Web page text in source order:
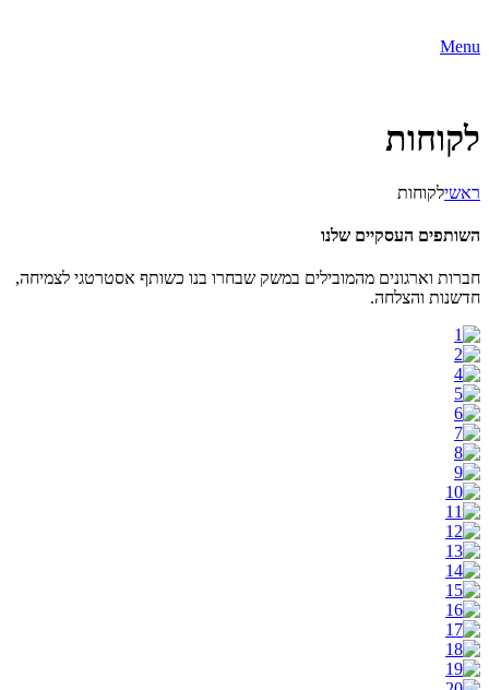
Menu
לקוחות
ראשילקוחות
השותפים העסקיים שלנו
חברות וארגונים מהמובילים במשק שבחרו בנו כשותף אסטרטגי לצמיחה,
חדשנות והצלחה.